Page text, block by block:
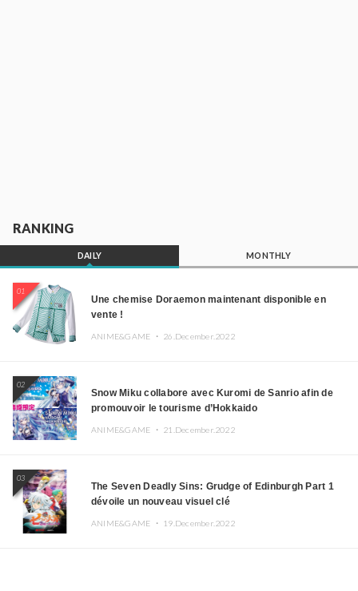
RANKING
DAILY MONTHLY
01
Une chemise Doraemon maintenant disponible en
vente !
ANIME&GAME ・ 26.December.2022
02
Snow Miku collabore avec Kuromi de Sanrio afin de
promouvoir le tourisme d’Hokkaido
ANIME&GAME ・ 21.December.2022
03
The Seven Deadly Sins: Grudge of Edinburgh Part 1
dévoile un nouveau visuel clé
ANIME&GAME ・ 19.December.2022